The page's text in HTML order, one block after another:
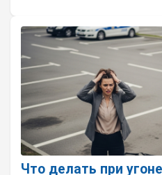
Что делать при